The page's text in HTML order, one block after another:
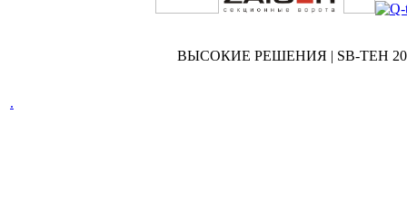
ВЫСОКИЕ РЕШЕНИЯ | SB-TEH
.